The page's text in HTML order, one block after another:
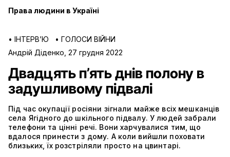
Права людини в Україні
• ІНТЕРВ’Ю • ГОЛОСИ ВІЙНИ
Андрій Діденко 27 грудня 2022
Двадцять п’ять днів полону в
задушливому підвалі
Під час окупації росіяни зігнали майже всіх мешканців
села Ягідного до шкільного підвалу. У людей забрали
телефони та цінні речі. Вони харчувалися тим, що
вдалося принести з дому. А коли вийшли поховати
близьких, їх розстріляли просто на цвинтарі.